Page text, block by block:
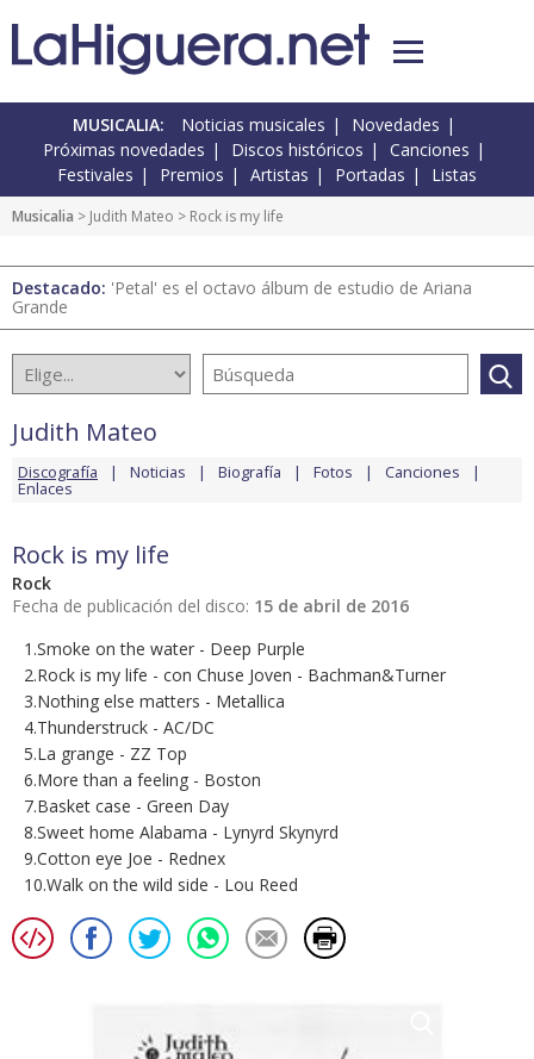
MUSICALIA: Noticias musicales
Novedades
Próximas novedades
Discos históricos
Canciones
Festivales
Premios Artistas Portadas Listas
Musicalia > Judith Mateo > Rock is my life
Destacado: 'Petal' es el octavo álbum de estudio de Ariana
Grande
Judith Mateo
Discografía Noticias Biografía Fotos Canciones
Enlaces
Rock is my life
Rock
Fecha de publicación del disco: 15 de abril de 2016
1.Smoke on the water - Deep Purple
2.Rock is my life - con Chuse Joven - Bachman&Turner
3.Nothing else matters - Metallica
4.Thunderstruck - AC/DC
5.La grange - ZZ Top
6.More than a feeling - Boston
7.Basket case - Green Day
8.Sweet home Alabama - Lynyrd Skynyrd
9.Cotton eye Joe - Rednex
10.Walk on the wild side - Lou Reed